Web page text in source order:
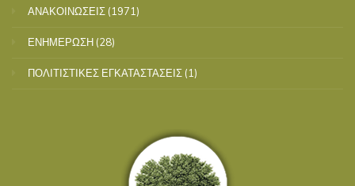
ΑΝΑΚΟΙΝΩΣΕΙΣ (1971)
ΕΝΗΜΕΡΩΣΗ (28)
ΠΟΛΙΤΙΣΤΙΚΕΣ ΕΓΚΑΤΑΣΤΑΣΕΙΣ (1)